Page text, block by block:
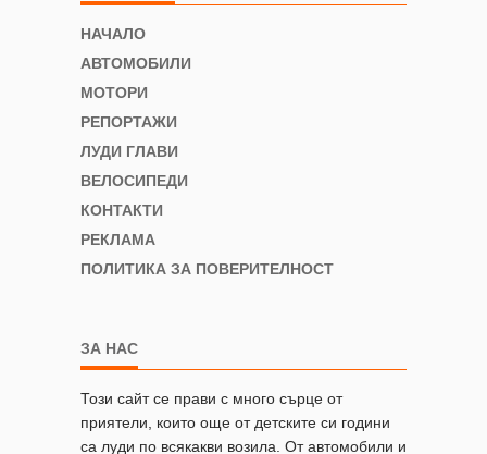
НАЧАЛО
АВТОМОБИЛИ
МОТОРИ
РЕПОРТАЖИ
ЛУДИ ГЛАВИ
ВЕЛОСИПЕДИ
КОНТАКТИ
РЕКЛАМА
ПОЛИТИКА ЗА ПОВЕРИТЕЛНОСТ
ЗА НАС
Този сайт се прави с много сърце от
приятели, които още от детските си години
са луди по всякакви возила. От автомобили и